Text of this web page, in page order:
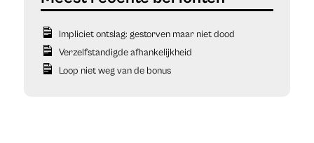
Impliciet ontslag: gestorven maar niet dood
Verzelfstandigde afhankelijkheid
Loop niet weg van de bonus